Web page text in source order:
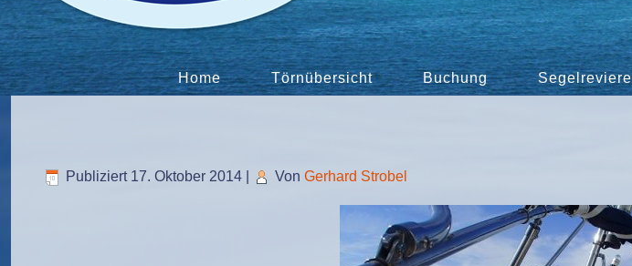
Home Törnübersicht Buchung Segelreviere
Publiziert 17. Oktober 2014 Von Gerhard Strobel